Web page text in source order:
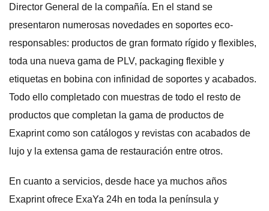
Director General de la compañía. En el stand se
presentaron numerosas novedades en soportes eco-
responsables: productos de gran formato rígido y flexibles,
toda una nueva gama de PLV, packaging flexible y
etiquetas en bobina con infinidad de soportes y acabados.
Todo ello completado con muestras de todo el resto de
productos que completan la gama de productos de
Exaprint como son catálogos y revistas con acabados de
lujo y la extensa gama de restauración entre otros.
En cuanto a servicios, desde hace ya muchos años
Exaprint ofrece ExaYa 24h en toda la península y